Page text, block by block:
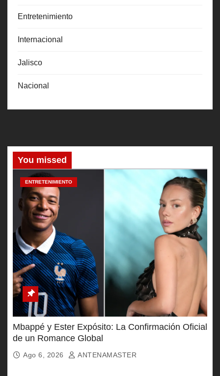
Entretenimiento
Internacional
Jalisco
Nacional
You missed
ENTRETENIMIENTO
Mbappé y Ester Expósito: La Confirmación Oficial
de un Romance Global
Ago 6, 2026 ANTENAMASTER